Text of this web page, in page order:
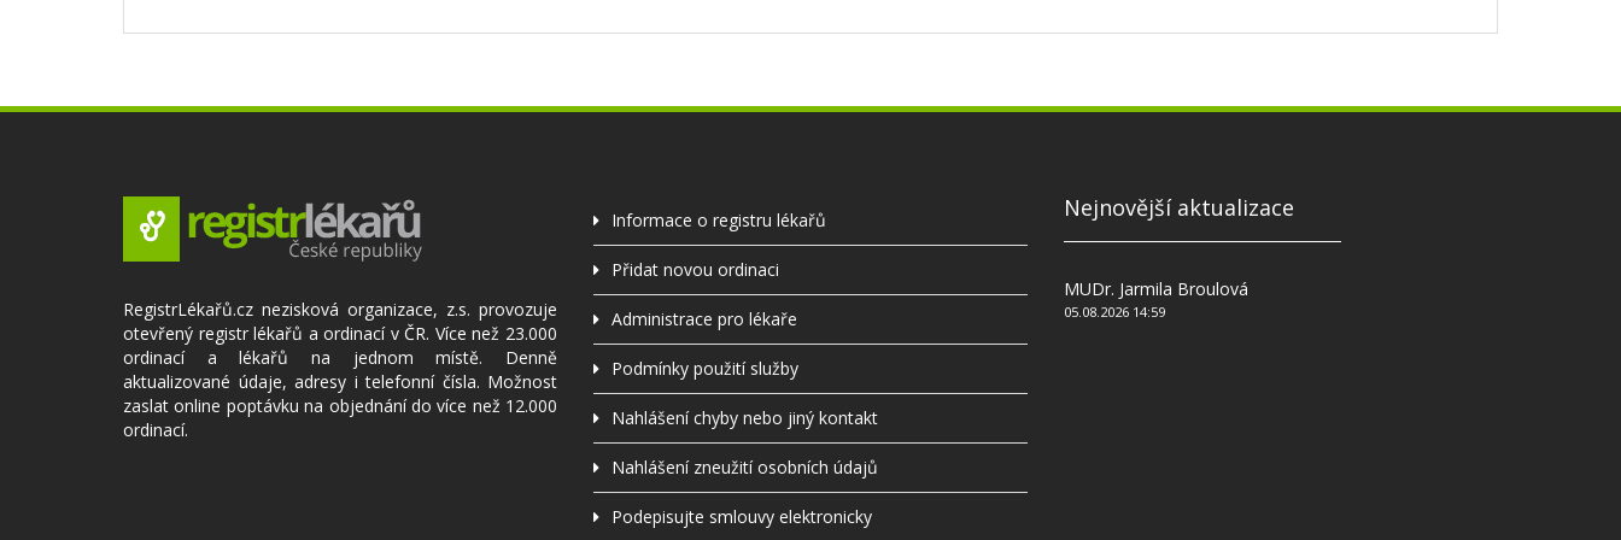
RegistrLékařů.cz nezisková organizace, z.s. provozuje
otevřený registr lékařů a ordinací v ČR. Více než 23.000
ordinací a lékařů na jednom místě. Denně
aktualizované údaje, adresy i telefonní čísla. Možnost
zaslat online poptávku na objednání do více než 12.000
ordinací.
Informace o registru lékařů
Přidat novou ordinaci
Administrace pro lékaře
Podmínky použití služby
Nahlášení chyby nebo jiný kontakt
Nahlášení zneužití osobních údajů
Podepisujte smlouvy elektronicky
Nejnovější aktualizace
MUDr. Jarmila Broulová
05.08.2026 14:59